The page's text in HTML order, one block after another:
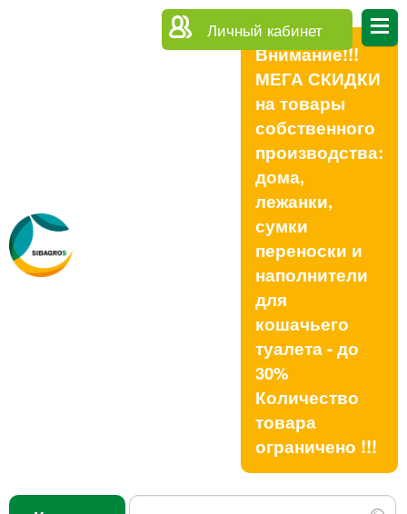
Личный кабинет
Внимание!!!
МЕГА СКИДКИ
на товары
собственного
производства:
дома,
лежанки,
сумки
переноски и
наполнители
для
кошачьего
туалета - до
30%
Количество
товара
ограничено !!!